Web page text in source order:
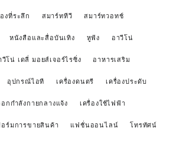
งที่ระลึก สมาร์ททีวี สมาร์ทวอทช์
หนังสือและสื่อบันเทิง หูฟัง อาวีโน่
โน่ เดลี่ มอยส์เจอร์ไรซิ่ง อาหารเสริม
อุปกรณ์ไอที เครื่องดนตรี เครื่องประดับ
กกำลังกายกลางแจ้ง เครื่องใช้ไฟฟ้า
ร์มการขายสินค้า แฟชั่นออนไลน์ โทรทัศน์